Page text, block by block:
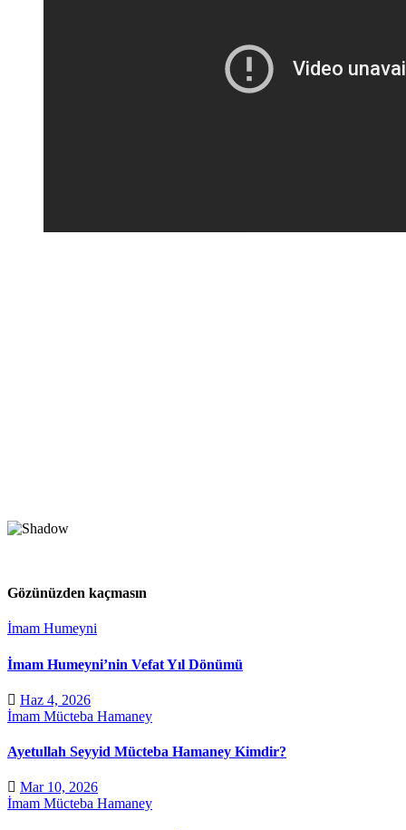
Gözünüzden kaçmasın
İmam Humeyni
İmam Humeyni’nin Vefat Yıl Dönümü
Haz 4, 2026
İmam Mücteba Hamaney
Ayetullah Seyyid Mücteba Hamaney Kimdir?
Mar 10, 2026
İmam Mücteba Hamaney